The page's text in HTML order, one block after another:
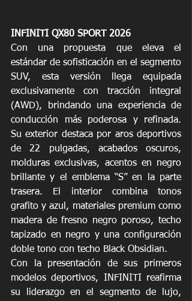
INFINITI QX80 SPORT 2026
Con una propuesta que eleva el
estándar de sofisticación en el segmento
SUV, esta versión llega equipada
exclusivamente con tracción integral
(AWD), brindando una experiencia de
conducción más poderosa y refinada.
Su exterior destaca por aros deportivos
de 22 pulgadas, acabados oscuros,
molduras exclusivas, acentos en negro
brillante y el emblema “S” en la parte
trasera. El interior combina tonos
grafito y azul, materiales premium como
madera de fresno negro poroso, techo
tapizado en negro y una configuración
doble tono con techo Black Obsidian.
Con la presentación de sus primeros
modelos deportivos, INFINITI reafirma
su liderazgo en el segmento de lujo,